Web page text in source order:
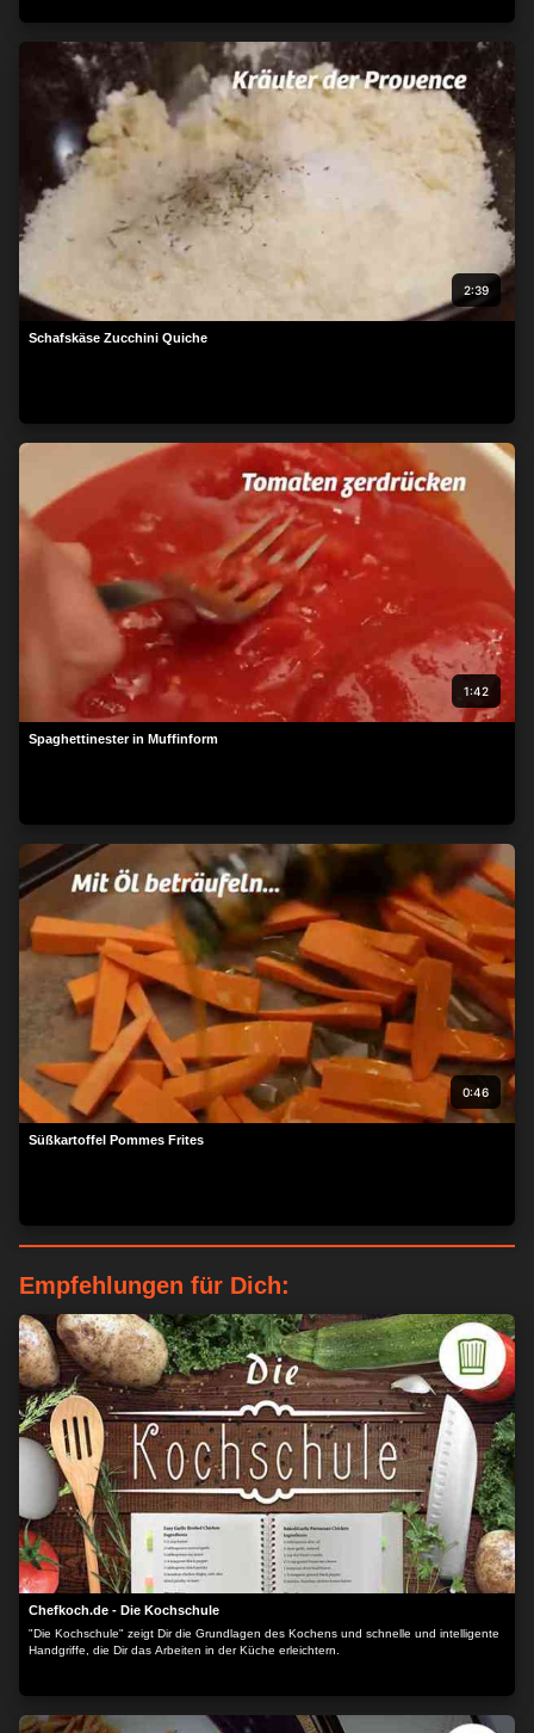
2:39
Schafskäse Zucchini Quiche
1:42
Spaghettinester in Muffinform
0:46
Süßkartoffel Pommes Frites
Empfehlungen für Dich:
Chefkoch.de - Die Kochschule
"Die Kochschule" zeigt Dir die Grundlagen des Kochens und schnelle und intelligente
Handgriffe, die Dir das Arbeiten in der Küche erleichtern.